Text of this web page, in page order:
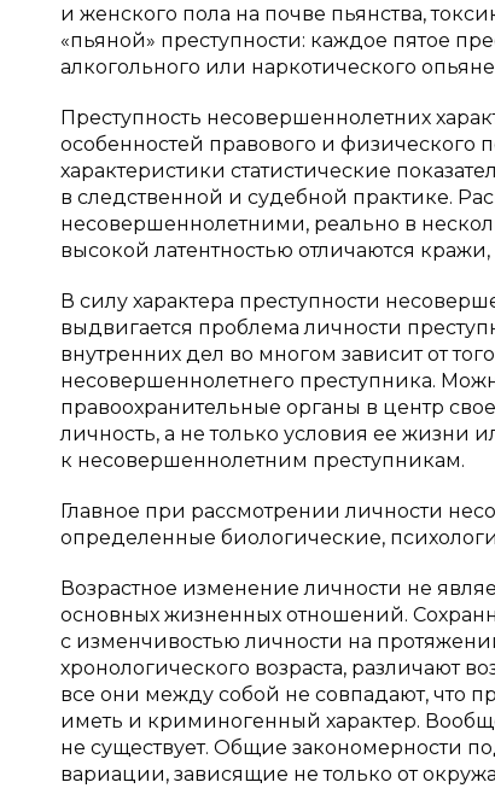
и женского пола на почве пьянства,
«пьяной» преступности: каждое пятое
алкогольного или наркотического
Преступность несовершеннолетних
особенностей правового и
характеристики статистические
в следственной и судебной практике.
несовершеннолетними, реально в
высокой латентностью отличаются
В силу характера преступности
выдвигается проблема личности
внутренних дел во многом зависит от
несовершеннолетнего преступника.
правоохранительные органы в центр
личность, а не только условия ее жизни
к несовершеннолетним преступникам.
Главное при рассмотрении личности
определенные биологические,
Возрастное изменение личности не
основных жизненных отношений.
с изменчивостью личности на
хронологического возраста, различают
все они между собой не совпадают, что
иметь и криминогенный характер.
не существует. Общие закономерности
вариации, зависящие не только от